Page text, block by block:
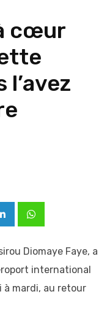
cœur
LinkedInWhatsapp
Diomaye Faye, a
international
à mardi, au retour